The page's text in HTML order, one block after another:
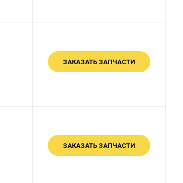
ЗАКАЗАТЬ ЗАПЧАСТИ
ЗАКАЗАТЬ ЗАПЧАСТИ